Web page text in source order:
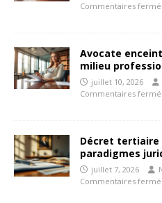
Commentaires
Avocate
milieu
juillet 10, 2026
Commentaires
Décret tertiaire
paradigmes
juillet 7, 2026
Commentaires